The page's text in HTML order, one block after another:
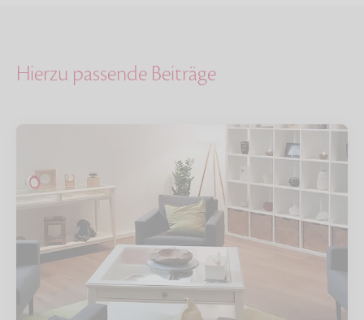
Hierzu passende Beiträge